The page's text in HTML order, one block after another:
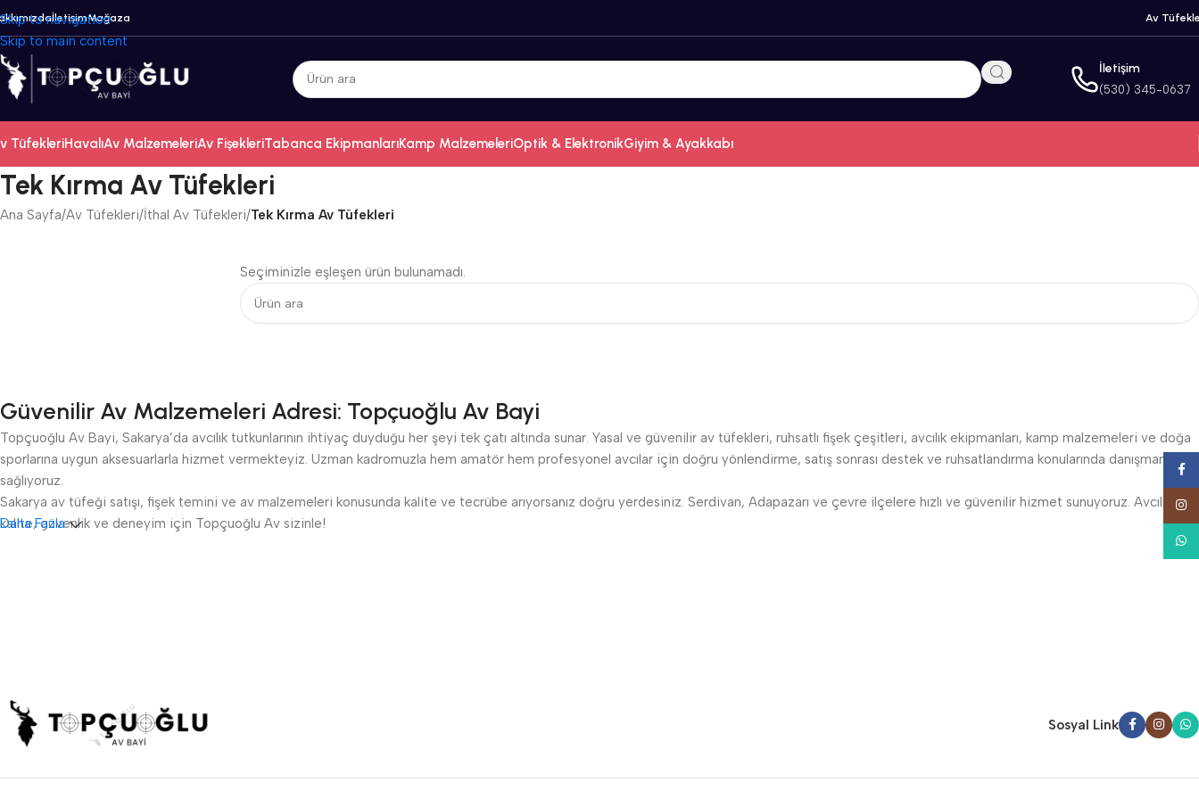
Skip to navigation
Skip to main content
İletişimMağaza Av
İletişim
(530) 345-0637
TüfekleriHavalıAv MalzemeleriAv FişekleriTabanca EkipmanlarıKamp MalzemeleriOptik & ElektronikGiyim & Ayakkabı
Tek Kırma Av Tüfekleri
Ana Sayfa/Av Tüfekleri/İthal Av Tüfekleri/Tek Kırma Av Tüfekleri
Seçiminizle eşleşen ürün bulunamadı.
Güvenilir Av Malzemeleri Adresi: Topçuoğlu Av Bayi
Topçuoğlu Av Bayi, Sakarya’da avcılık tutkunlarının ihtiyaç duyduğu her şeyi tek çatı altında sunar. Yasal ve güvenilir av tüfekleri, ruhsatlı fişek çeşitleri, avcılık ekipmanları, kamp malzemeleri ve doğa
sporlarına uygun aksesuarlarla hizmet vermekteyiz. Uzman kadromuzla hem amatör hem profesyonel avcılar için doğru yönlendirme, satış sonrası destek ve ruhsatlandırma konularında danışmanlık
sağlıyoruz.
Sakarya av tüfeği satışı, fişek temini ve av malzemeleri konusunda kalite ve tecrübe arıyorsanız doğru yerdesiniz. Serdivan, Adapazarı ve çevre ilçelere hızlı ve güvenilir hizmet sunuyoruz. Avcılıkta
kalite, güvenlik ve deneyim için Topçuoğlu Av sizinle!
Daha Fazla
Sosyal Link